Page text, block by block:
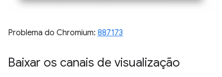
Problema do Chromium: 887173
Baixar os canais de visualização